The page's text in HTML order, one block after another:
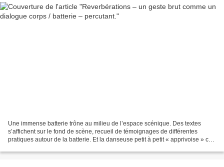
Une immense batterie trône au milieu de l’espace scénique. Des textes
s’affichent sur le fond de scène, recueil de témoignages de différentes
pratiques autour de la batterie. Et la danseuse petit à petit « apprivoise » cet